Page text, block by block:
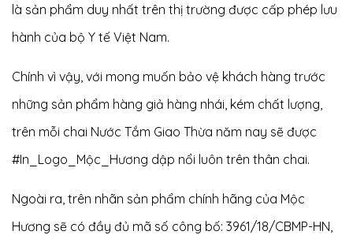
là sản phẩm duy nhất trên thị trường được cấp phép lưu
hành của bộ Y tế Việt Nam.
Chính vì vậy, với mong muốn bảo vệ khách hàng trước
những sản phẩm hàng giả hàng nhái, kém chất lượng,
trên mỗi chai Nước Tắm Giao Thừa năm nay sẽ được
#In_Logo_Mộc_Hương dập nổi luôn trên thân chai.
Ngoài ra, trên nhãn sản phẩm chính hãng của Mộc
Hương sẽ có đầy đủ mã số công bố: 3961/18/CBMP-HN,